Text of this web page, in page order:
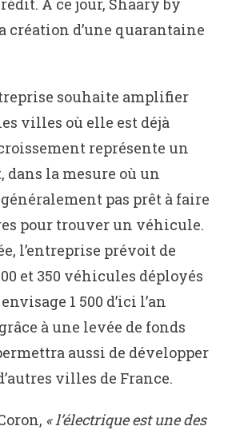
création d’une quarantaine
souhaite amplifier
villes où elle est déjà
représente un
la mesure où un
pas prêt à faire
pour trouver un véhicule.
l’entreprise prévoit de
et 350 véhicules déployés
1 500 d’ici l’an
à une levée de fonds
aussi de développer
villes de France.
« l’électrique est une des